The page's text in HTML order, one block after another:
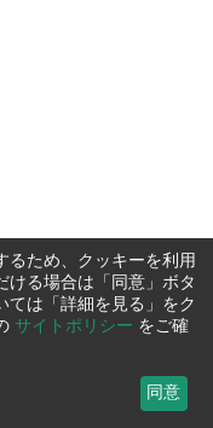
るため、クッキーを利用
ける場合は「同意」ボタ
ては「詳細を見る」をク
サイトポリシー をご確
同意